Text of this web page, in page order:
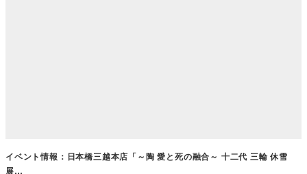
イベント情報：日本橋三越本店「～陶 愛と死の融合～ 十二代 三輪 休雪
展…